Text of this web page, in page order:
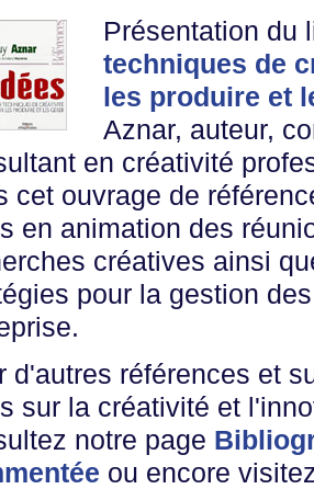
Présentation du
techniques de
les produire et
Aznar, auteur,
en créativité
cet ouvrage de
en animation des
créatives ainsi
pour la gestion
d'autres références et
sur la créativité et
notre page
ou encore